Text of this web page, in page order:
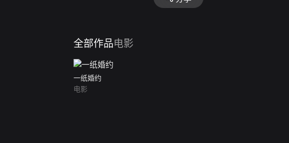
全部作品电影
一纸婚约
电影